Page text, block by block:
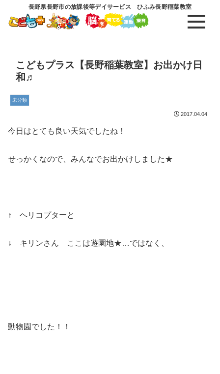
長野県長野市の放課後等デイサービス ひふみ長野稲葉教室
こどもプラス【長野稲葉教室】お出かけ日
和♬
未分類
2017.04.04
今日はとても良い天気でしたね！
せっかくなので、みんなでお出かけしました★
↑ ヘリコプターと
↓ キリンさん ここは遊園地★…ではなく、
動物園でした！！